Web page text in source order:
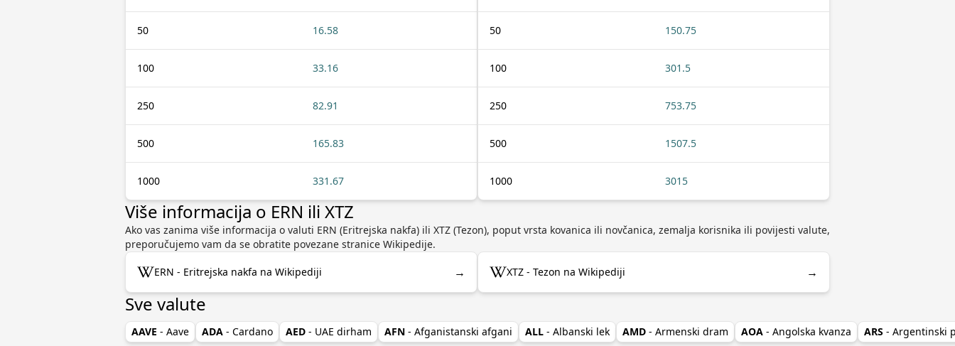
50 16.58
100 33.16
250 82.91
500 165.83
1000 331.67
50 150.75
100 301.5
250 753.75
500 1507.5
1000 3015
Više informacija o ERN ili XTZ
Ako vas zanima više informacija o valuti ERN (Eritrejska nakfa) ili XTZ (Tezon), poput vrsta kovanica ili novčanica, zemalja korisnika ili povijesti valute,
preporučujemo vam da se obratite povezane stranice Wikipedije.
ERN - Eritrejska nakfa na Wikipediji → XTZ - Tezon na Wikipediji →
Sve valute
AAVE - Aave ADA - Cardano AED - UAE dirham AFN - Afganistanski afgani ALL - Albanski lek AMD - Armenski dram AOA - Angolska kvanza ARS - Argentinski